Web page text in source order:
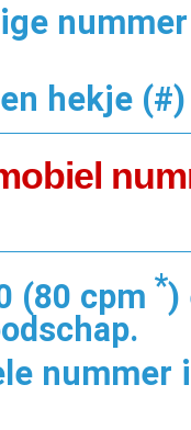
hekje (#)
(80 cpm *)
nummer